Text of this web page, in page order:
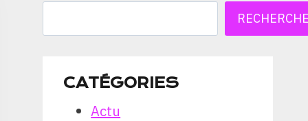
CATÉGORIES
Actu